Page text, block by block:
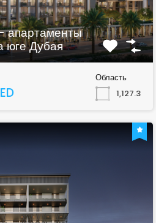
апартаменты
юге Дубая
Область
1,127.3